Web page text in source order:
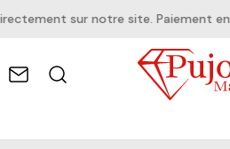
sur notre site. Paiement